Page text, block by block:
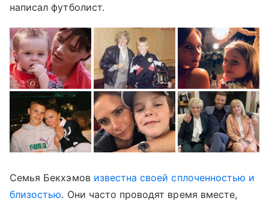
написал футболист.
Семья Бекхэмов известна своей сплоченностью и
близостью. Они часто проводят время вместе,